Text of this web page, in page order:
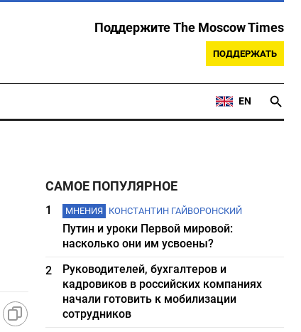
Поддержите The Moscow Times
ПОДДЕРЖАТЬ
EN
САМОЕ ПОПУЛЯРНОЕ
1 МНЕНИЯ КОНСТАНТИН ГАЙВОРОНСКИЙ
Путин и уроки Первой мировой:
насколько они им усвоены?
2
Руководителей, бухгалтеров и
кадровиков в российских компаниях
начали готовить к мобилизации
сотрудников